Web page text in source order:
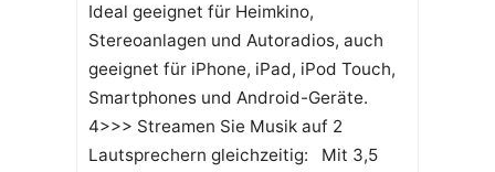
Ideal geeignet für Heimkino,
Stereoanlagen und Autoradios, auch
geeignet für iPhone, iPad, iPod Touch,
Smartphones und Android-Geräte.
4>>> Streamen Sie Musik auf 2
Lautsprechern gleichzeitig: Mit 3,5